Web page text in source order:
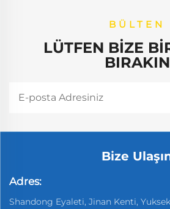
BÜLTEN
LÜTFEN BIZE
BIRAKIN
Bize
Adres:
Shandong Eyaleti, Jinan Kenti,